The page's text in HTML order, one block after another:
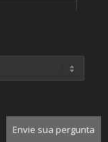
Envie sua pergunta